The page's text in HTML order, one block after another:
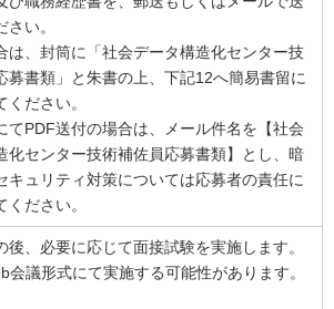
い。
は、封筒に「社会データ構造化センター技
募書類」と朱書の上、下記12へ簡易書留に
ください。
てPDF送付の場合は、メール件名を【社会
化センター技術補佐員応募書類】とし、暗
キュリティ対策については応募者の責任に
ください。
後、必要に応じて面接試験を実施します。
会議形式にて実施する可能性があります。